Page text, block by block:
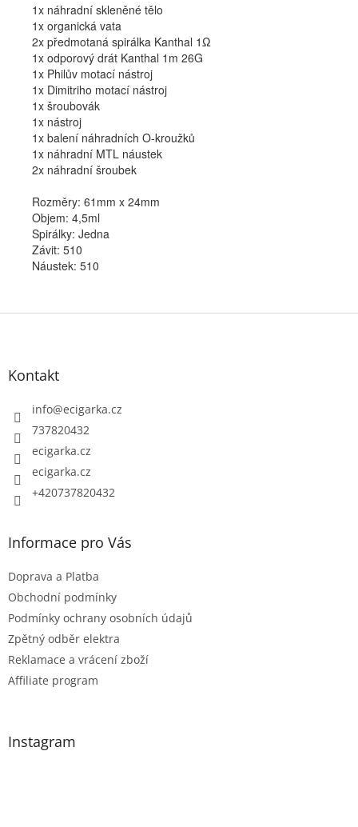
1x náhradní skleněné tělo
1x organická vata
2x předmotaná spirálka Kanthal 1Ω
1x odporový drát Kanthal 1m 26G
1x Philův motací nástroj
1x Dimitriho motací nástroj
1x šroubovák
1x nástroj
1x balení náhradních O-kroužků
1x náhradní MTL náustek
2x náhradní šroubek
Rozměry: 61mm x 24mm
Objem: 4,5ml
Spirálky: Jedna
Závit: 510
Náustek: 510
Kontakt
info@ecigarka.cz
737820432
ecigarka.cz
ecigarka.cz
+420737820432
Informace pro Vás
Doprava a Platba
Obchodní podmínky
Podmínky ochrany osobních údajů
Zpětný odběr elektra
Reklamace a vrácení zboží
Affiliate program
Instagram